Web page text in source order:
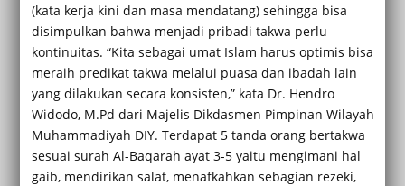
(kata kerja kini dan masa mendatang) sehingga bisa
disimpulkan bahwa menjadi pribadi takwa perlu
kontinuitas. “Kita sebagai umat Islam harus optimis bisa
meraih predikat takwa melalui puasa dan ibadah lain
yang dilakukan secara konsisten,” kata Dr. Hendro
Widodo, M.Pd dari Majelis Dikdasmen Pimpinan Wilayah
Muhammadiyah DIY. Terdapat 5 tanda orang bertakwa
sesuai surah Al-Baqarah ayat 3-5 yaitu mengimani hal
gaib, mendirikan salat, menafkahkan sebagian rezeki,